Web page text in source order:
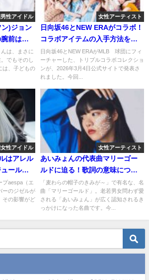
性アイドル
ン)ジョン
前は何
た！？
は、まさに
でもそのし
は、子どもの
女性アーティスト
日向坂46とNEW ERAがコラボ！
コラボアイテムの入手方法を調
べてみた！
日向坂46とNEW ERAがMLB™球団にフィ
ーチャーした、トリプルコラボコレクショ
ンが、2026年3月4日公式サイトで発表さ
れました。今回...
性アイドル
はアレル
ールを
プaespa（エ
ーのジゼルが
その影響がど
女性アーティスト
あいみょんの代表曲マリーゴー
ルドに迫る！歌詞の意味につい
て考察してみた！
「麦わらの帽子のきみが～」で有名な、名
曲「マリーゴールド」。老若男女問わず愛
される「あいみょん」が広く認知されるき
っかけになった名曲です。今...